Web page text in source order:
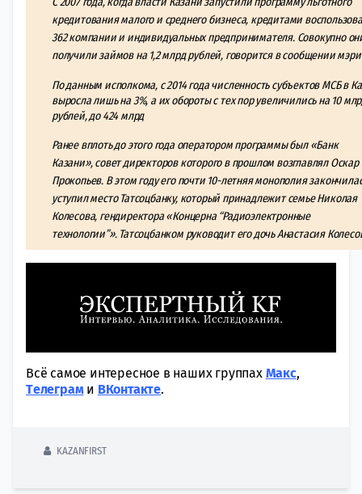
кредитования малого и среднего бизнеса, кредитами
362 компании и индивидуальных предпринимателя. Совокупно
получили займов на 1,2 млрд рублей, говорится в сообщении
По данным исполкома, с 2014 года численность субъектов МСБ в
выросла лишь на 3%, а их обороты с тех пор увеличились на 10
рублей, до 424 млрд
Ранее вплоть до этого года оператором программы был «Банк
Казани»,совет директоров которого в прошлом возглавлялОскар
Прокопьев. В этом году его почти 10-летняя монополия
уступил место Татсоцбанку, который принадлежит семьеНиколая
Колесова, гендиректора«Концерна “Радиоэлектронные
технологии”». Татсоцбанком руководит его дочьАнастасия
Всё самое интересное в наших группах Макс,
Tелеграми ВКонтакте.
KAZANFIRST